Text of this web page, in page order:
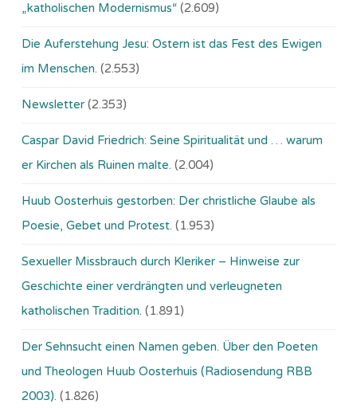
„katholischen Modernismus“ (2.609)
Die Auferstehung Jesu: Ostern ist das Fest des Ewigen
im Menschen. (2.553)
Newsletter (2.353)
Caspar David Friedrich: Seine Spiritualität und … warum
er Kirchen als Ruinen malte. (2.004)
Huub Oosterhuis gestorben: Der christliche Glaube als
Poesie, Gebet und Protest. (1.953)
Sexueller Missbrauch durch Kleriker – Hinweise zur
Geschichte einer verdrängten und verleugneten
katholischen Tradition. (1.891)
Der Sehnsucht einen Namen geben. Über den Poeten
und Theologen Huub Oosterhuis (Ra­dio­sen­dung RBB
2003). (1.826)